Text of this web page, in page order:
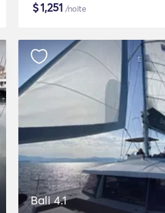
$1,251 /noite
Bali 4.1